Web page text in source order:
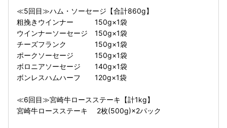
≪5回目≫ハム・ソーセージ【合計860g】
粗挽きウインナー 150g×1袋
ウインナーソーセージ 150g×1袋
チーズフランク 150g×1袋
ポークソーセージ 150g×1袋
ボロニアソーセージ 140g×1袋
ボンレスハムハーフ 120g×1袋
≪6回目≫宮崎牛ロースステーキ【計1kg】
宮崎牛ロースステーキ 2枚(500g)×2パック